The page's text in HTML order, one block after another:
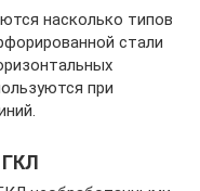
насколько типов
стали
при